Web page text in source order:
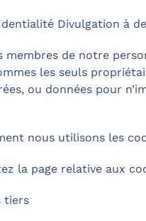
Divulgation à
membres de notre
les seuls
ou données pour
nous utilisons les
la page relative aux
tiers